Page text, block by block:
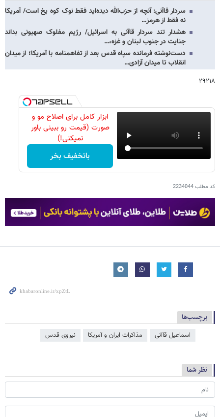
سردار قاآنی: آنچه از حزب‌الله دیده‌اید فقط نوک کوه یخ است/ آمریکا
نه فقط از هرمز…
هشدار تند سردار قاآنی به اسرائیل/ رژیم مفلوک صهیونی بداند
جنایت در جنوب لبنان و غزه،…
دست‌نوشته فرمانده سپاه قدس بعد از تفاهمنامه با آمریکا؛ از میدان
انقلاب تا میدان آزادی…
۲۹۲۱۸
ابزار کامل برای اصلاح مو و
صورت (قیمت رو ببینی باور
نمیکنی!)
باتخفیف بخر
کد مطلب2234044
برچسب‌ها
اسماعیل قاآنی مذاکرات ایران و آمریکا نیروی قدس
نظر شما